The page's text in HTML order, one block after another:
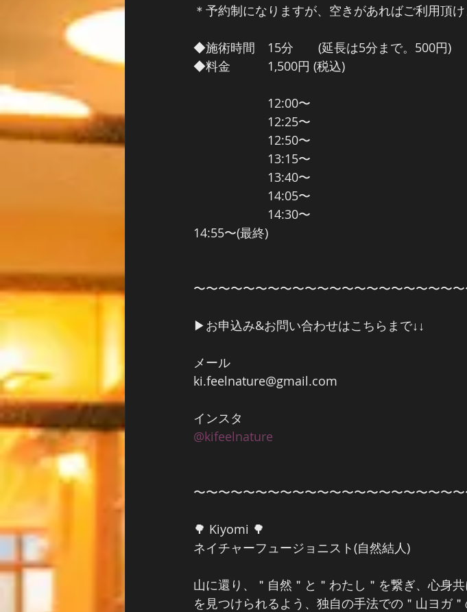
＊予約制になりますが、空きがあればご利用頂け
◆施術時間　15分　　(延長は5分まで。500円)
◆料金　　　1,500円 (税込)
12:00〜
12:25〜
12:50〜
13:15〜
13:40〜
14:05〜
14:30〜
14:55〜(最終)
〜〜〜〜〜〜〜〜〜〜〜〜〜〜〜〜〜〜〜〜〜
▶︎お申込み&お問い合わせはこちらまで↓↓
メール
ki.feelnature@gmail.com
インスタ
@kifeelnature
〜〜〜〜〜〜〜〜〜〜〜〜〜〜〜〜〜〜〜〜〜
🌳 Kiyomi 🌳
ネイチャーフュージョニスト(自然結人)
山に還り、＂自然＂と＂わたし＂を繋ぎ、心身
を見つけられるよう、独自の手法での＂山ヨガ